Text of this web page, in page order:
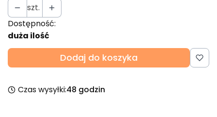
szt.
Dostępność:
duża ilość
Dodaj do koszyka
Czas wysyłki:48 godzin